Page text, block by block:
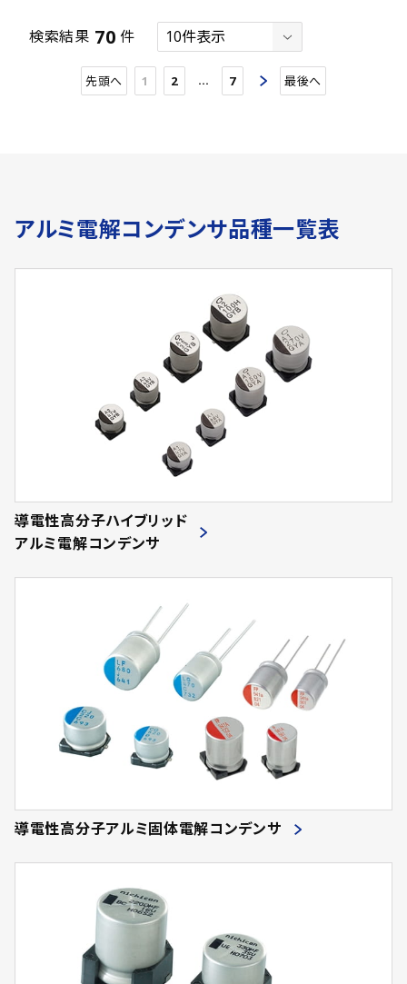
検索結果 70 件
先頭へ 1 2 … 7 最後へ
アルミ電解コンデンサ品種一覧表
導電性高分子ハイブリッド
アルミ電解コンデンサ
導電性高分子アルミ固体電解コンデンサ